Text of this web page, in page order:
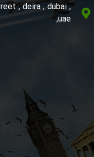
, deira , dubai
,uae